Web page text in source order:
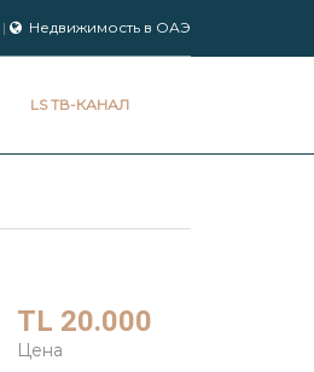
Недвижимость в ОАЭ
LS ТВ-КАНАЛ
TL 20.000
Цена